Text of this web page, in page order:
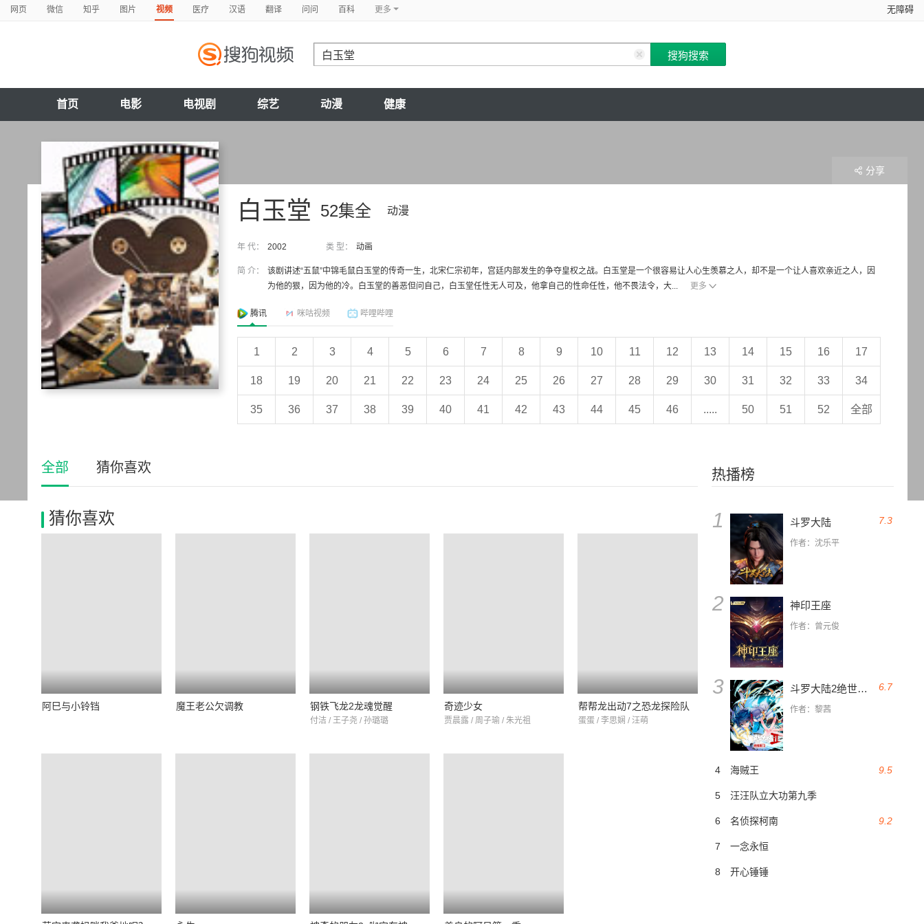
网页 微信 知乎 图片 视频 医疗 汉语 翻译 问问 百科 更多 无障碍
首页 电影 电视剧 综艺 动漫 健康
52集全 动漫
白玉堂
年 代： 2002 类 型： 动画
简 介：
该剧讲述“五鼠”中锦毛鼠白玉堂的传奇一生，北宋仁宗初年，宫廷内部发生的争夺皇权之战。白玉堂是一个很容易让人心生羡慕之人，却不是一个让人喜欢亲近之人，因
为他的狠，因为他的冷。白玉堂的善恶但问自己，白玉堂任性无人可及，他拿自己的性命任性，他不畏法令，大...
更多
腾讯 咪咕视频 哔哩哔哩
1 2 3 4 5 6 7 8 9 10 11 12 13 14 15 16 17
18 19 20 21 22 23 24 25 26 27 28 29 30 31 32 33 34
35 36 37 38 39 40 41 42 43 44 45 46 ..... 50 51 52 全部
分享
热播榜
7.3
1 斗罗大陆
作者：沈乐平
2 神印王座
作者：曾元俊
6.7
3 斗罗大陆2绝世唐门
作者：黎茜
9.5
4 海贼王
5 汪汪队立大功第九季
9.2
6 名侦探柯南
7 一念永恒
8 开心锤锤
全部 猜你喜欢
猜你喜欢
阿巳与小铃铛 魔王老公欠调教 钢铁飞龙2龙魂觉醒
付洁 / 王子尧 / 孙璐璐
奇迹少女
贾晨露 / 周子瑜 / 朱光祖
帮帮龙出动7之恐龙探险队
蛋蛋 / 李思娴 / 汪萌